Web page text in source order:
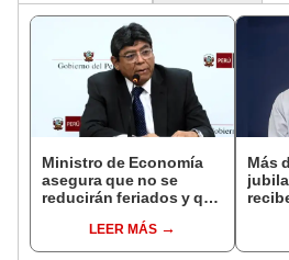
Ministro de Economía
asegura que no se
reducirán feriados y que
aumentará en dos
etapas
LEER MÁS
Más
en